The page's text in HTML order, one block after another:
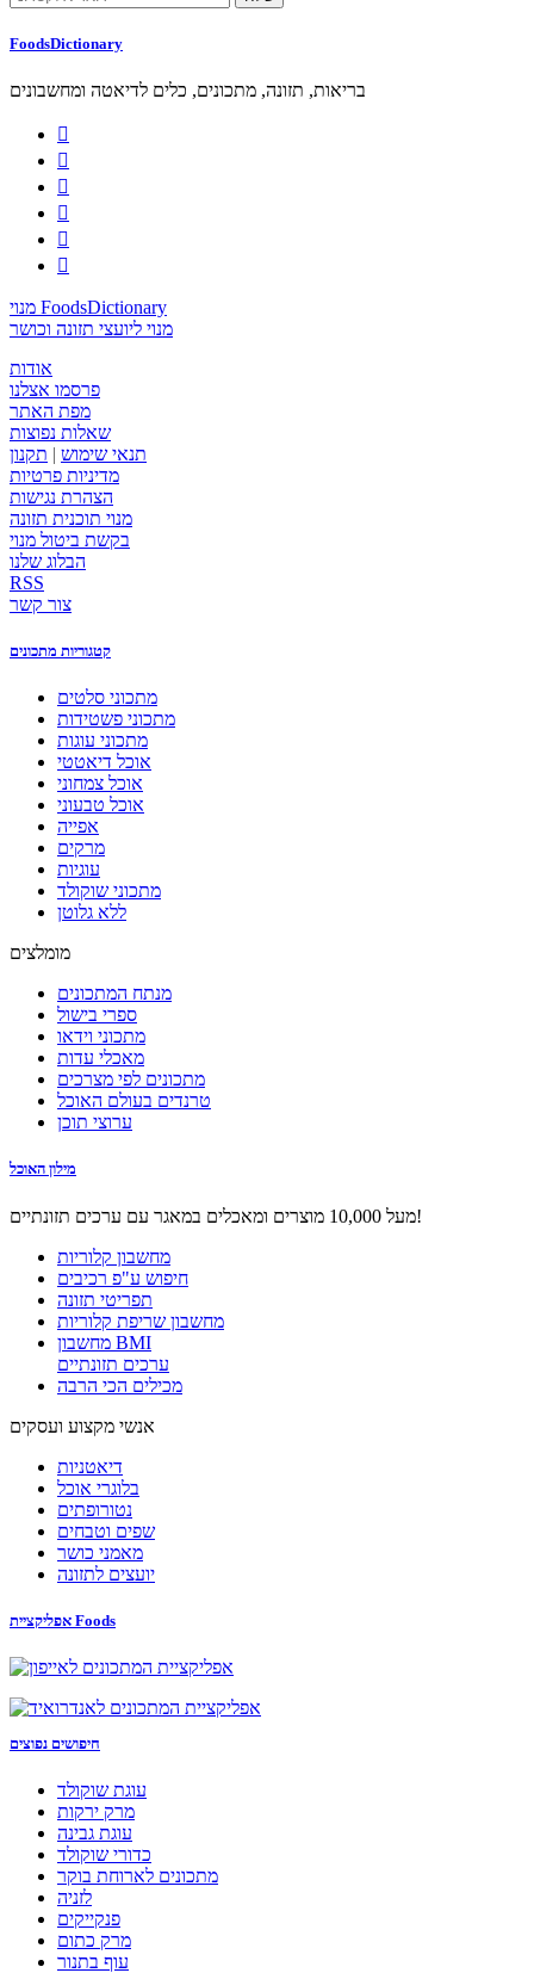
FoodsDictionary
בריאות, תזונה, מתכונים, כלים לדיאטה ומחשבונים






מנוי FoodsDictionary
מנוי ליועצי תזונה וכושר
אודות
פרסמו אצלנו
מפת האתר
שאלות נפוצות
תנאי שימוש | תקנון
מדיניות פרטיות
הצהרת נגישות
מנוי תוכנית תזונה
בקשת ביטול מנוי
הבלוג שלנו
RSS
צור קשר
קטגוריות מתכונים
מתכוני סלטים
מתכוני פשטידות
מתכוני עוגות
אוכל דיאטטי
אוכל צמחוני
אוכל טבעוני
אפייה
מרקים
עוגיות
מתכוני שוקולד
ללא גלוטן
מומלצים
מנתח המתכונים
ספרי בישול
מתכוני וידאו
מאכלי עדות
מתכונים לפי מצרכים
טרנדים בעולם האוכל
ערוצי תוכן
מילון האוכל
מעל 10,000 מוצרים ומאכלים במאגר עם ערכים תזונתיים!
מחשבון קלוריות
חיפוש ע"פ רכיבים
תפריטי תזונה
מחשבון שריפת קלוריות
מחשבון BMI
ערכים תזונתיים
מכילים הכי הרבה
אנשי מקצוע ועסקים
דיאטניות
בלוגרי אוכל
נטורופתים
שפים וטבחים
מאמני כושר
יועצים לתזונה
אפליקציית Foods
חיפושים נפוצים
עוגת שוקולד
מרק ירקות
עוגת גבינה
כדורי שוקולד
מתכונים לארוחת בוקר
לזניה
פנקייקים
מרק כתום
עוף בתנור